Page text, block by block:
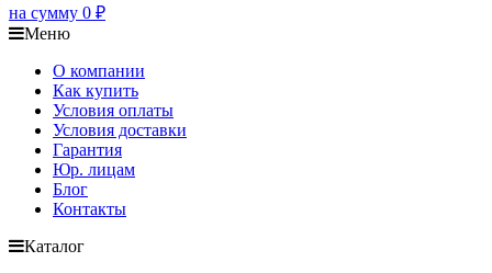
на сумму 0 ₽
Меню
О компании
Как купить
Условия оплаты
Условия доставки
Гарантия
Юр. лицам​
Блог
Контакты
Каталог